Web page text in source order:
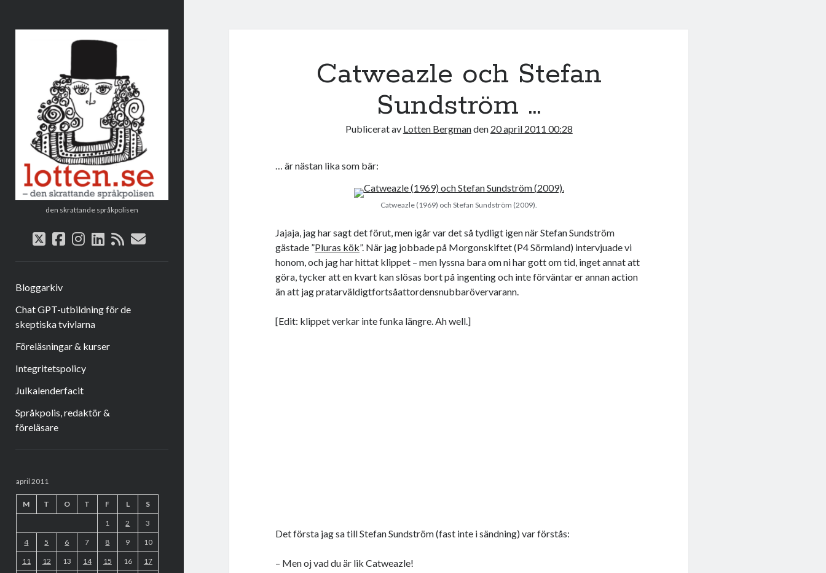
den skrattande språkpolisen
twitter
facebook
instagram
linkedin
rsse-
Bloggarkiv
Chat GPT-utbildning för de
skeptiska tvivlarna
Föreläsningar & kurser
Integritetspolicy
Julkalenderfacit
Språkpolis, redaktör &
föreläsare
april 2011
M T O T F L S
1 2 3
4 5 6 7 8 9 10
11 12 13 14 15 16 17
Catweazle och Stefan
Sundström …
Publicerat av Lotten Bergmanden 20 april 2011 00:28
… är nästan lika som bär:
Catweazle (1969) och Stefan Sundström (2009).
Jajaja, jag har sagt det förut, men igår var det så tydligt igen när Stefan Sundström
gästade ”Pluras kök”. När jag jobbade på Morgonskiftet (P4 Sörmland) intervjuade vi
honom, och jag har hittat klippet – men lyssna bara om ni har gott om tid, inget annat att
göra, tycker att en kvart kan slösas bort på ingenting och inte förväntar er annan action
än att jag pratarväldigtfortsåattordensnubbarövervarann.
[Edit: klippet verkar inte funka längre. Ah well.]
Det första jag sa till Stefan Sundström (fast inte i sändning) var förstås:
– Men oj vad du är lik Catweazle!